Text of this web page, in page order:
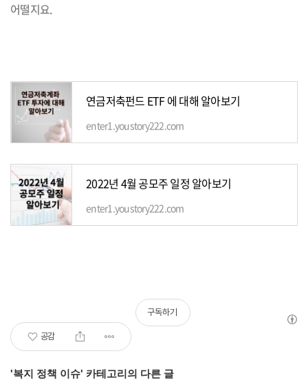
어떨지요.
연금저축펀드 ETF 에 대해 알아보기
enter1.youstory222.com
2022년 4월 공모주 일정 알아보기
enter1.youstory222.com
공감
구독하기
'복지 정책 이슈' 카테고리의 다른 글